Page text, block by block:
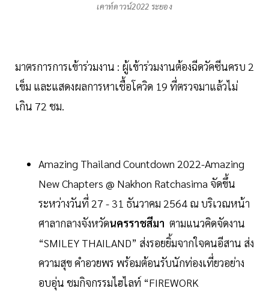
เคาท์ดาวน์2022 ระยอง
มาตรการการเข้าร่วมงาน : ผู้เข้าร่วมงานต้องฉีดวัคซีนครบ 2
เข็ม และแสดงผลการหาเชื้อโควิด 19 ที่ตรวจมาแล้วไม่
เกิน 72 ชม.
Amazing Thailand Countdown 2022-Amazing
New Chapters @ Nakhon Ratchasima จัดขึ้น
ระหว่างวันที่ 27 - 31 ธันวาคม 2564 ณ บริเวณหน้า
ศาลากลางจังหวัดนครราชสีมา ตามแนวคิดจัดงาน
“SMILEY THAILAND” ส่งรอยยิ้มจากใจคนอีสาน ส่ง
ความสุข คำอวยพร พร้อมต้อนรับนักท่องเที่ยวอย่าง
อบอุ่น ชมกิจกรรมไฮไลท์ “FIREWORK